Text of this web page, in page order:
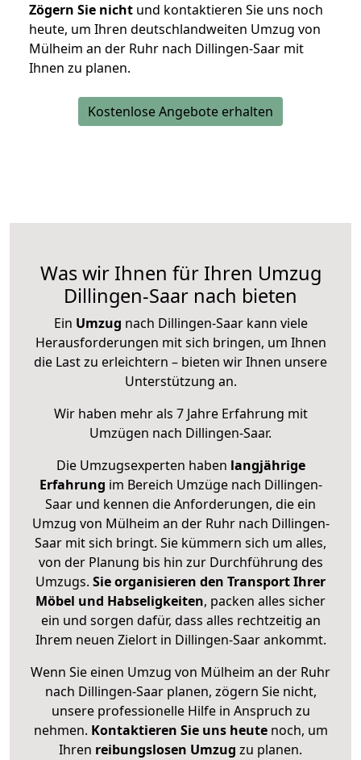
Zögern Sie nicht und kontaktieren Sie uns noch
heute, um Ihren deutschlandweiten Umzug von
Mülheim an der Ruhr nach Dillingen-Saar mit
Ihnen zu planen.
Kostenlose Angebote erhalten
Was wir Ihnen für Ihren Umzug
Dillingen-Saar nach bieten
Ein Umzug nach Dillingen-Saar kann viele
Herausforderungen mit sich bringen, um Ihnen
die Last zu erleichtern – bieten wir Ihnen unsere
Unterstützung an.
Wir haben mehr als 7 Jahre Erfahrung mit
Umzügen nach Dillingen-Saar.
Die Umzugsexperten haben langjährige
Erfahrung im Bereich Umzüge nach Dillingen-
Saar und kennen die Anforderungen, die ein
Umzug von Mülheim an der Ruhr nach Dillingen-
Saar mit sich bringt. Sie kümmern sich um alles,
von der Planung bis hin zur Durchführung des
Umzugs. Sie organisieren den Transport Ihrer
Möbel und Habseligkeiten, packen alles sicher
ein und sorgen dafür, dass alles rechtzeitig an
Ihrem neuen Zielort in Dillingen-Saar ankommt.
Wenn Sie einen Umzug von Mülheim an der Ruhr
nach Dillingen-Saar planen, zögern Sie nicht,
unsere professionelle Hilfe in Anspruch zu
nehmen. Kontaktieren Sie uns heutenoch, um
Ihren reibungslosen Umzug zu planen.